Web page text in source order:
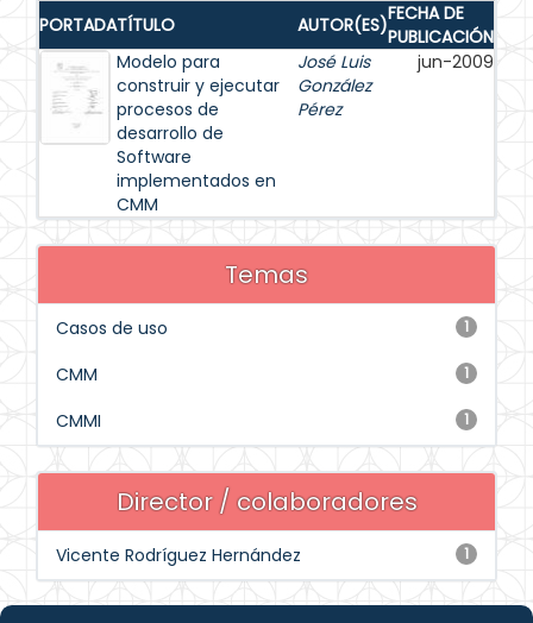
PORTADATÍTULO AUTOR(ES)FECHA DE
PUBLICACIÓN
Modelo para
construir y ejecutar
procesos de
desarrollo de
Software
implementados en
CMM
José Luis
González
Pérez
jun-2009
Temas
1
Casos de uso
1
CMM
1
CMMI
Director / colaboradores
1
Vicente Rodríguez Hernández